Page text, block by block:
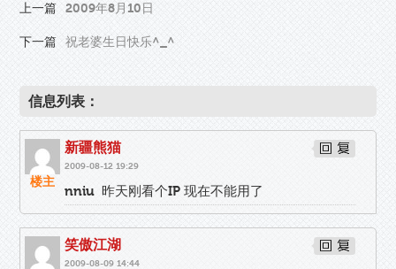
上一篇 2009年8月10日
下一篇 祝老婆生日快乐^_^
信息列表：
楼主
新疆熊猫
2009-08-12 19:29
nniu 昨天刚看个IP 现在不能用了
笑傲江湖
2009-08-09 14:44